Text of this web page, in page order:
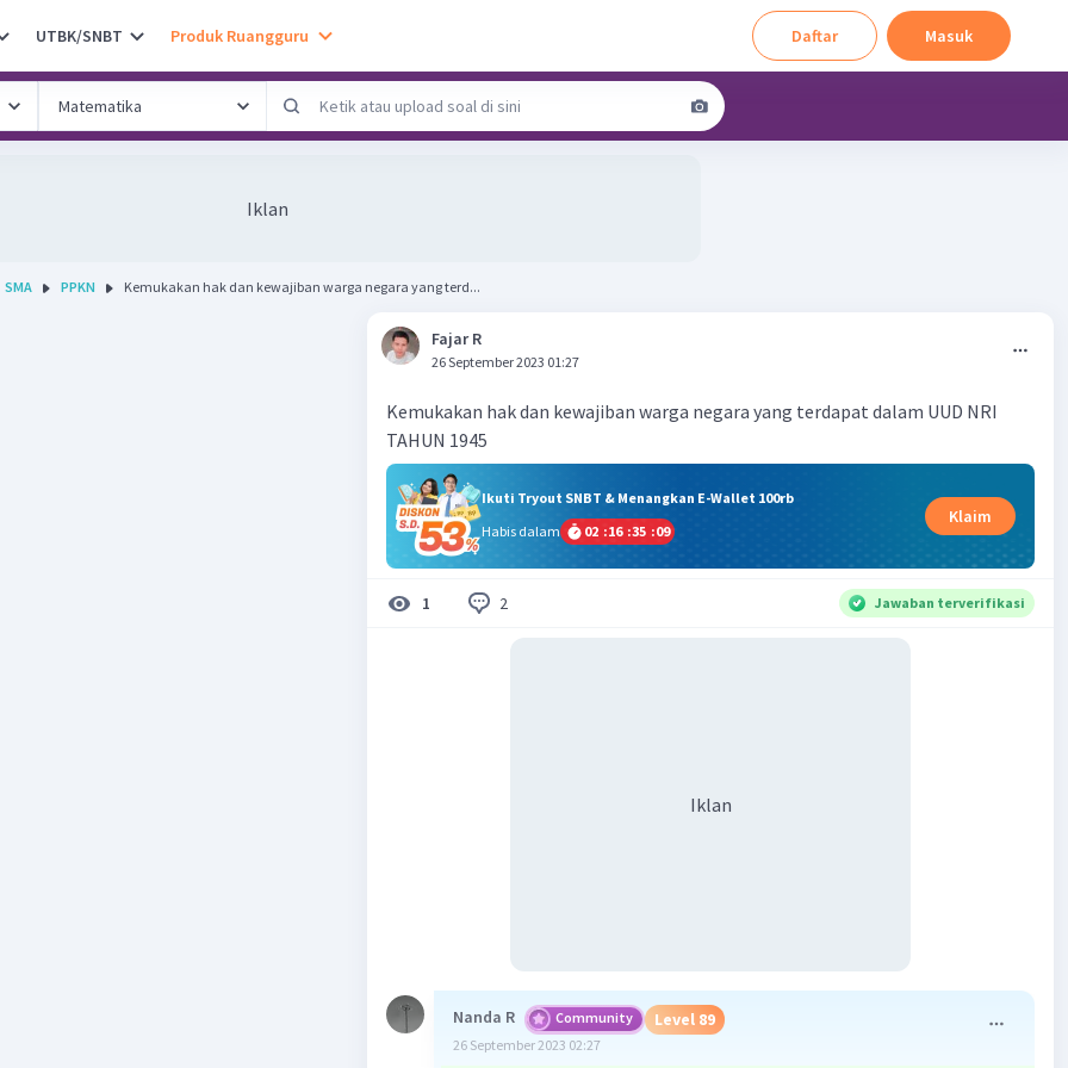
UTBK/SNBT Produk Ruangguru Daftar Masuk
Iklan
SMA PPKN Kemukakan hak dan kewajiban warga negara yang terd...
Fajar R
26 September 2023 01:27
Kemukakan hak dan kewajiban warga negara yang terdapat dalam UUD NRI
TAHUN 1945
Ikuti Tryout SNBT & Menangkan E-Wallet 100rb
Habis dalam
02 :16 :35 :09
Klaim
1 2 Jawaban terverifikasi
Iklan
Nanda R Community Level 89
26 September 2023 02:27